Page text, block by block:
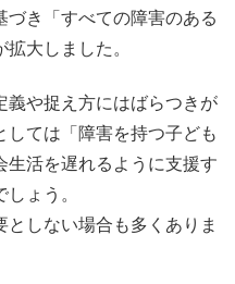
づき「すべての障害のある
大しました。
義や捉え方にはばらつきが
しては「障害を持つ子ども
生活を遅れるように支援す
ょう。
としない場合も多くありま